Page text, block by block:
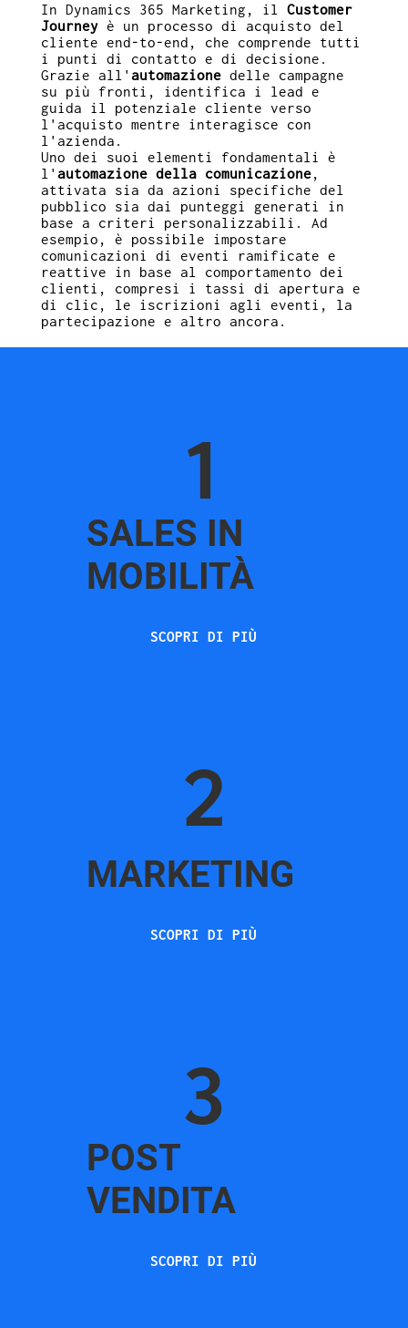
1
SALES IN
MOBILITÀ
SCOPRI DI PIÙ
2
MARKETING
SCOPRI DI PIÙ
3
POST
VENDITA
SCOPRI DI PIÙ
In Dynamics 365 Marketing, il Customer
Journeyè un processo di acquisto del
cliente end-to-end, che comprende tutti
i punti di contatto e di decisione.
Grazie all' automazionedelle campagne
su più fronti, identifica i lead e
guida il potenziale cliente verso
l'acquisto mentre interagisce con
l'azienda.
Uno dei suoi elementi fondamentali è
l' automazione della comunicazione,
attivata sia da azioni specifiche del
pubblico sia dai punteggi generati in
base a criteri personalizzabili. Ad
esempio, è possibile impostare
comunicazioni di eventi ramificate e
reattive in base al comportamento dei
clienti, compresi i tassi di apertura e
di clic, le iscrizioni agli eventi, la
partecipazione e altro ancora.